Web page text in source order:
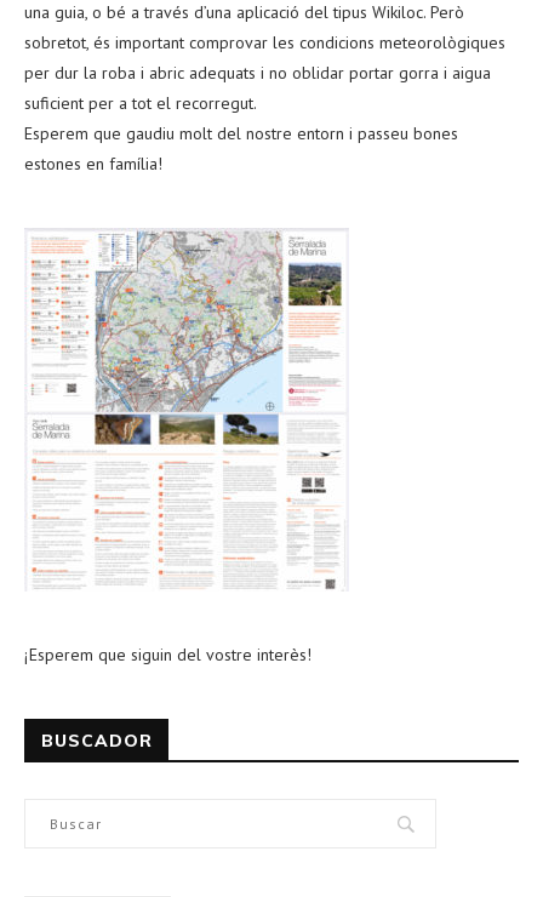
una guia, o bé a través d’una aplicació del tipus Wikiloc. Però
sobretot, és important comprovar les condicions meteorològiques
per dur la roba i abric adequats i no oblidar portar gorra i aigua
suficient per a tot el recorregut.
Esperem que gaudiu molt del nostre entorn i passeu bones
estones en família!
¡Esperem que siguin del vostre interès!
BUSCADOR